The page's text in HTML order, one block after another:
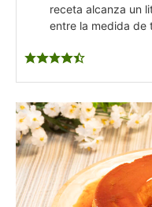
receta alcanza un
entre la medida de